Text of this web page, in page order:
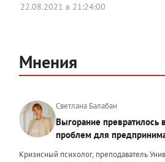
22.08.2021 в 21:24:00
Мнения
Светлана Балабан
Выгорание превратилось
проблем для
Кризисный психолог, преподаватель